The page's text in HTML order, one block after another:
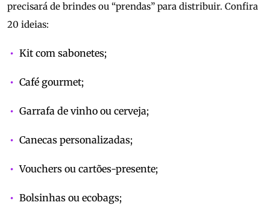
precisará de brindes ou “prendas” para distribuir. Confira
20 ideias:
Kit com sabonetes;
Café gourmet;
Garrafa de vinho ou cerveja;
Canecas personalizadas;
Vouchers ou cartões-presente;
Bolsinhas ou ecobags;